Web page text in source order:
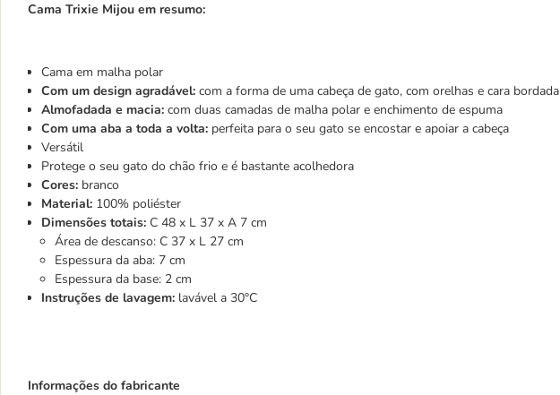
Cama Trixie Mijou em resumo:
Cama em malha polar
Com um design agradável: com a forma de uma cabeça de gato, com orelhas e cara bordada
Almofadada e macia: com duas camadas de malha polar e enchimento de espuma
Com uma aba a toda a volta: perfeita para o seu gato se encostar e apoiar a cabeça
Versátil
Protege o seu gato do chão frio e é bastante acolhedora
Cores: branco
Material: 100% poliéster
Dimensões totais: C 48 x L 37 x A 7 cm
Área de descanso: C 37 x L 27 cm
Espessura da aba: 7 cm
Espessura da base: 2 cm
Instruções de lavagem: lavável a 30°C
Informações do fabricante